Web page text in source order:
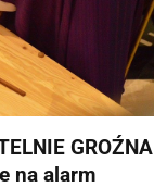
GROŹNA
na alarm